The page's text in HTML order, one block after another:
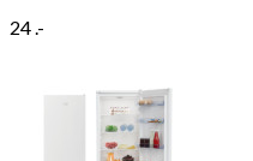
24 .-